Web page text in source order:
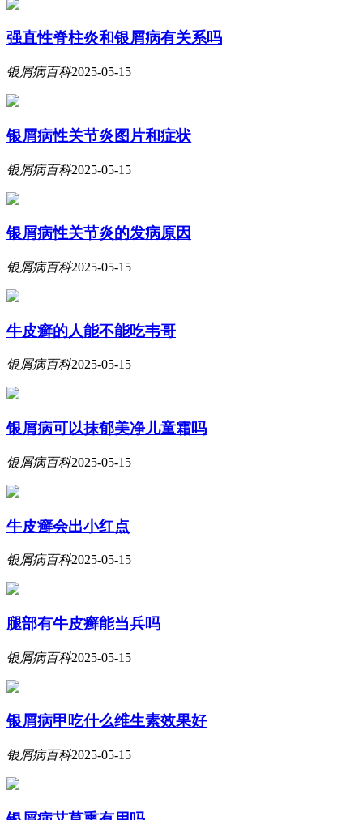
强直性脊柱炎和银屑病有关系吗
银屑病百科2025-05-15
银屑病性关节炎图片和症状
银屑病百科2025-05-15
银屑病性关节炎的发病原因
银屑病百科2025-05-15
牛皮癣的人能不能吃韦哥
银屑病百科2025-05-15
银屑病可以抹郁美净儿童霜吗
银屑病百科2025-05-15
牛皮癣会出小红点
银屑病百科2025-05-15
腿部有牛皮癣能当兵吗
银屑病百科2025-05-15
银屑病甲吃什么维生素效果好
银屑病百科2025-05-15